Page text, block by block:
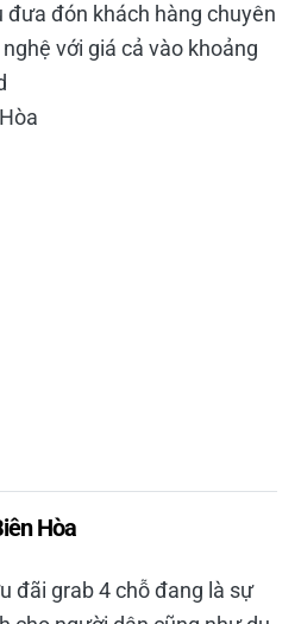
đưa đón khách hàng chuyên
với giá cả vào khoảng
Hòa
đãi grab 4 chỗ đang là sự